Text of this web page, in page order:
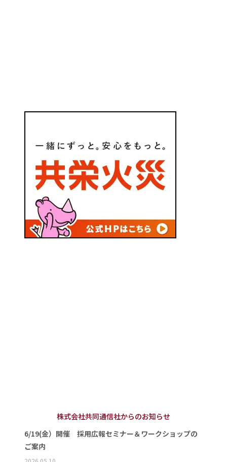
株式会社共同通信社からのお知らせ
6/19(金）開催 採用広報セミナー＆ワークショップの
ご案内